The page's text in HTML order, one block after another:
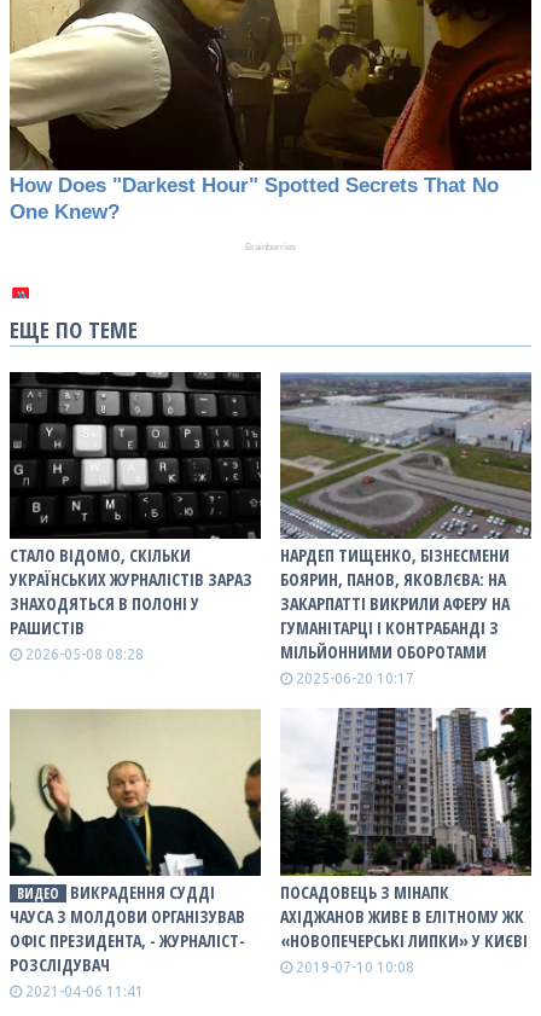
ЕЩЕ ПО ТЕМЕ
СТАЛО ВІДОМО, СКІЛЬКИ
УКРАЇНСЬКИХ ЖУРНАЛІСТІВ ЗАРАЗ
ЗНАХОДЯТЬСЯ В ПОЛОНІ У
РАШИСТІВ
2026-05-08 08:28
НАРДЕП ТИЩЕНКО, БІЗНЕСМЕНИ
БОЯРИН, ПАНОВ, ЯКОВЛЄВА: НА
ЗАКАРПАТТІ ВИКРИЛИ АФЕРУ НА
ГУМАНІТАРЦІ І КОНТРАБАНДІ З
МІЛЬЙОННИМИ ОБОРОТАМИ
2025-06-20 10:17
ВИДЕО
ВИКРАДЕННЯ СУДДІ
ЧАУСА З МОЛДОВИ ОРГАНІЗУВАВ
ОФІС ПРЕЗИДЕНТА, - ЖУРНАЛІСТ-
РОЗСЛІДУВАЧ
2021-04-06 11:41
ПОСАДОВЕЦЬ З МІНАПК
АХІДЖАНОВ ЖИВЕ В ЕЛІТНОМУ ЖК
«НОВОПЕЧЕРСЬКІ ЛИПКИ» У КИЄВІ
2019-07-10 10:08